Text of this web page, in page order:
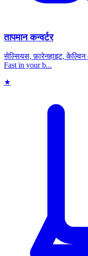
तापमान कन्वर्टर
सेल्सियस, फ़ारेनहाइट,
Fast in your b...
★